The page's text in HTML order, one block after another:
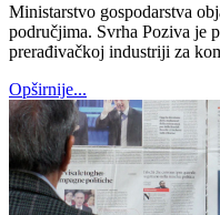
Ministarstvo gospodarstva
područjima. Svrha Poziva je
prerađivačkoj industriji za
Opširnije...